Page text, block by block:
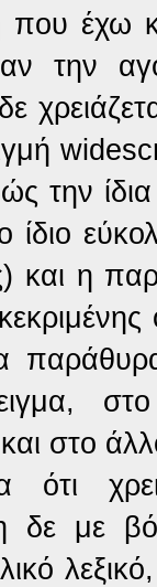
που έχω
την
την
ίδιο
και η
στο
ότι
δε με